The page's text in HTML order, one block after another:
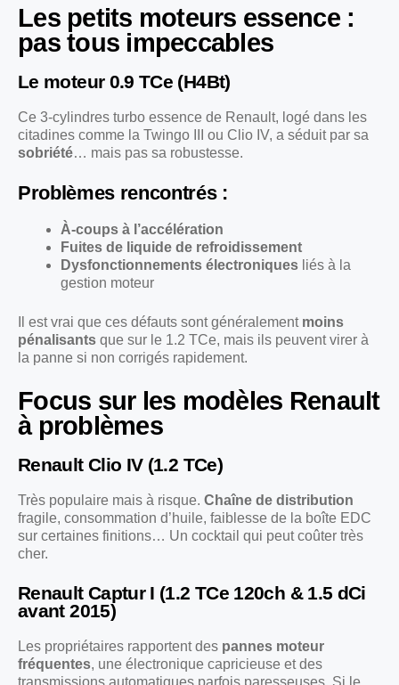
Les petits moteurs essence :
pas tous impeccables
Le moteur 0.9 TCe (H4Bt)
Ce 3-cylindres turbo essence de Renault, logé dans les
citadines comme la Twingo III ou Clio IV, a séduit par sa
sobriété… mais pas sa robustesse.
Problèmes rencontrés :
À-coups à l’accélération
Fuites de liquide de refroidissement
Dysfonctionnements électroniques liés à la
gestion moteur
Il est vrai que ces défauts sont généralement moins
pénalisants que sur le 1.2 TCe, mais ils peuvent virer à
la panne si non corrigés rapidement.
Focus sur les modèles Renault
à problèmes
Renault Clio IV (1.2 TCe)
Très populaire mais à risque. Chaîne de distribution
fragile, consommation d’huile, faiblesse de la boîte EDC
sur certaines finitions… Un cocktail qui peut coûter très
cher.
Renault Captur I (1.2 TCe 120ch & 1.5 dCi
avant 2015)
Les propriétaires rapportent des pannes moteur
fréquentes, une électronique capricieuse et des
transmissions automatiques parfois paresseuses. Si le